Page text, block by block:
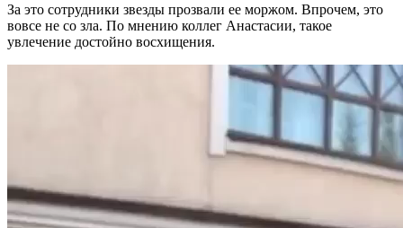
За это сотрудники звезды прозвали ее моржом. Впрочем, это
вовсе не со зла. По мнению коллег Анастасии, такое
увлечение достойно восхищения.